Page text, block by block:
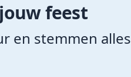
feest
en stemmen alles